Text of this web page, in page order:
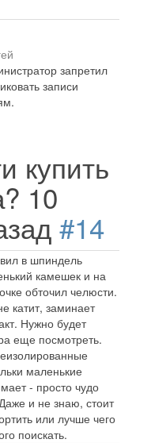
запретил
записи
купить
10
#14
в шпиндель
камешек и на
обточил челюсти.
катит, заминает
Нужно будет
еще посмотреть.
маленькие
- просто чудо
и не знаю, стоит
или лучше чего
поискать.